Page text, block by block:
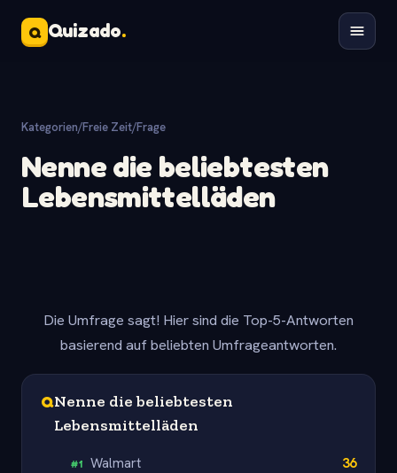
Q Quizado.
Kategorien/Freie Zeit/Frage
Nenne die beliebtesten
Lebensmittelläden
Die Umfrage sagt! Hier sind die Top-5-Antworten
basierend auf beliebten Umfrageantworten.
QNenne die beliebtesten
Lebensmittelläden
#1 Walmart 36